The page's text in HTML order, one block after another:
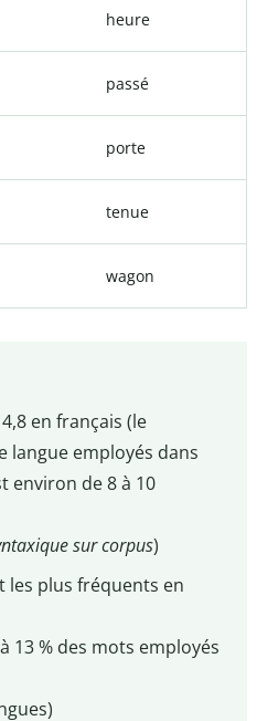
heure
passé
porte
tenue
wagon
en français (le
langue employés dans
environ de 8 à 10
sur corpus)
les plus fréquents en
13 % des mots employés